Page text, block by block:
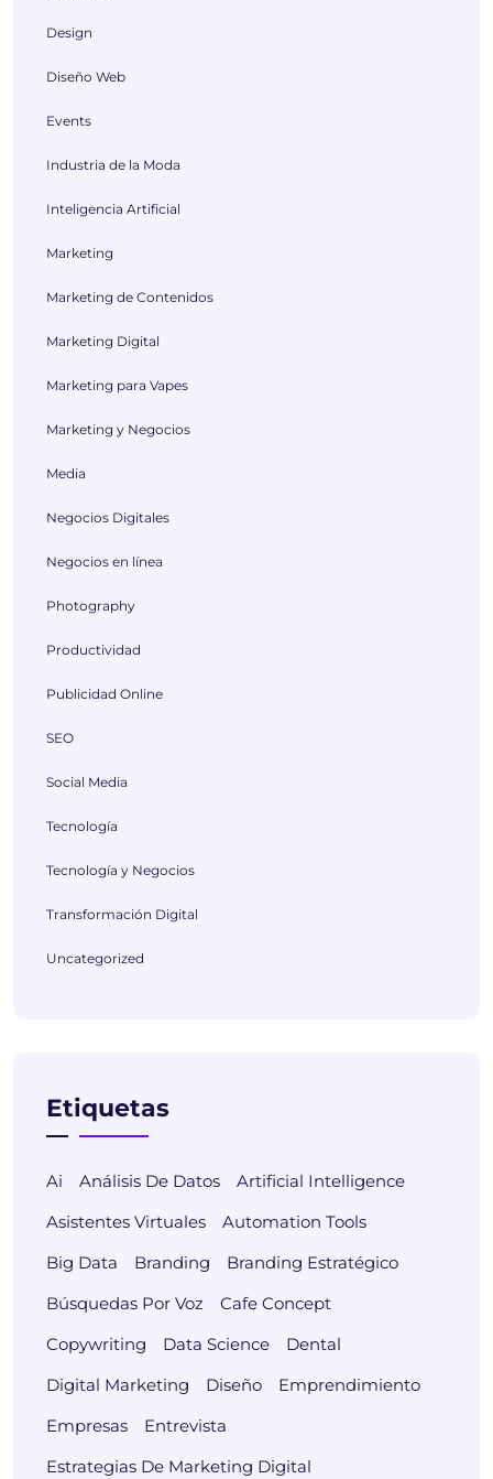
Design
Diseño Web
Events
Industria de la Moda
Inteligencia Artificial
Marketing
Marketing de Contenidos
Marketing Digital
Marketing para Vapes
Marketing y Negocios
Media
Negocios Digitales
Negocios en línea
Photography
Productividad
Publicidad Online
SEO
Social Media
Tecnología
Tecnología y Negocios
Transformación Digital
Uncategorized
Etiquetas
Ai Análisis De Datos
Artificial Intelligence
Asistentes Virtuales
Automation Tools
Big Data
Branding
Branding Estratégico
Búsquedas Por Voz
Cafe Concept
Copywriting
Data Science
Dental
Digital Marketing
Diseño
Emprendimiento
Empresas
Entrevista
Estrategias De Marketing Digital